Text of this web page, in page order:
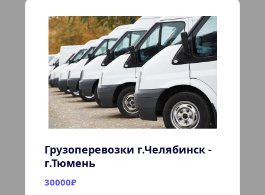
Грузоперевозки г.Челябинск -
г.Тюмень
30000₽